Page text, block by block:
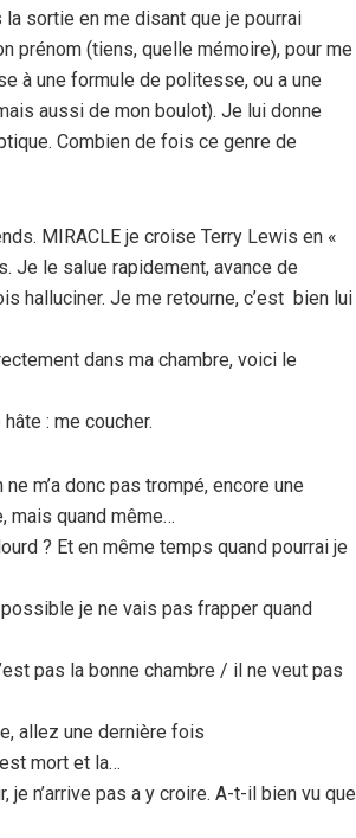
sortie en me disant que je pourrai
prénom (tiens, quelle mémoire), pour me
à une formule de politesse, ou a une
aussi de mon boulot). Je lui donne
Combien de fois ce genre de
MIRACLE je croise Terry Lewis en «
Je le salue rapidement, avance de
halluciner. Je me retourne, c’est bien lui
dans ma chambre, voici le
hâte : me coucher.
m’a donc pas trompé, encore une
mais quand même…
? Et en même temps quand pourrai je
je ne vais pas frapper quand
pas la bonne chambre / il ne veut pas
allez une dernière fois
mort et la…
n’arrive pas a y croire. A-t-il bien vu que